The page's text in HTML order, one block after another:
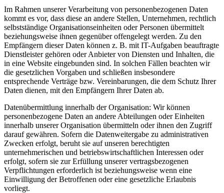
Im Rahmen unserer Verarbeitung von personenbezogenen Daten
kommt es vor, dass diese an andere Stellen, Unternehmen, rechtlich
selbstständige Organisationseinheiten oder Personen übermittelt
beziehungsweise ihnen gegenüber offengelegt werden. Zu den
Empfängern dieser Daten können z. B. mit IT-Aufgaben beauftragte
Dienstleister gehören oder Anbieter von Diensten und Inhalten, die
in eine Website eingebunden sind. In solchen Fällen beachten wir
die gesetzlichen Vorgaben und schließen insbesondere
entsprechende Verträge bzw. Vereinbarungen, die dem Schutz Ihrer
Daten dienen, mit den Empfängern Ihrer Daten ab.
Datenübermittlung innerhalb der Organisation: Wir können
personenbezogene Daten an andere Abteilungen oder Einheiten
innerhalb unserer Organisation übermitteln oder ihnen den Zugriff
darauf gewähren. Sofern die Datenweitergabe zu administrativen
Zwecken erfolgt, beruht sie auf unseren berechtigten
unternehmerischen und betriebswirtschaftlichen Interessen oder
erfolgt, sofern sie zur Erfüllung unserer vertragsbezogenen
Verpflichtungen erforderlich ist beziehungsweise wenn eine
Einwilligung der Betroffenen oder eine gesetzliche Erlaubnis
vorliegt.